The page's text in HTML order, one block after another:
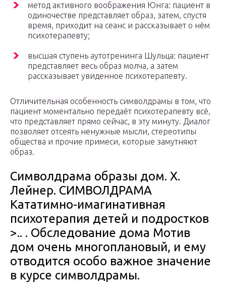
метод активного воображения Юнга: пациент в
одиночестве представляет образ, затем, спустя
время, приходит на сеанс и рассказывает о нём
психотерапевту;
высшая ступень аутотренинга Шульца: пациент
представляет весь образ молча, а затем
рассказывает увиденное психотерапевту.
Отличительная особенность символдрамы в том, что
пациент моментально передаёт психотерапевту всё,
что представляет прямо сейчас, в эту минуту. Диалог
позволяет отсеять ненужные мысли, стереотипы
общества и прочие примеси, которые замутняют
образ.
Символдрама образы дом. Х.
Лейнер. СИМВОЛДРАМА
Кататимно-имагинативная
психотерапия детей и подростков
>.. . Обследование дома Мотив
дом очень многоплановый, и ему
отводится особо важное значение
в курсе символдрамы.